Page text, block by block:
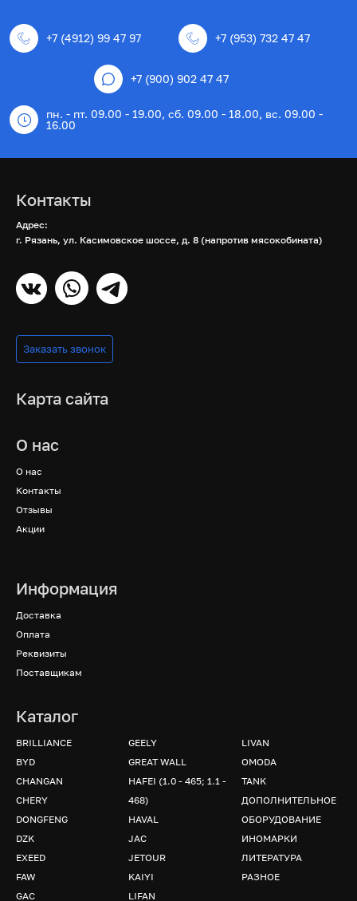
+7 (4912) 99 47 97 +7 (953) 732 47 47
+7 (900) 902 47 47
пн. - пт. 09.00 - 19.00, сб. 09.00 - 18.00, вс. 09.00 -
16.00
Контакты
Адрес:
г. Рязань, ул. Касимовское шоссе, д. 8 (напротив мясокобината)
Заказать звонок
Карта сайта
О нас
О нас
Контакты
Отзывы
Акции
Информация
Доставка
Оплата
Реквизиты
Поставщикам
Каталог
BRILLIANCE
BYD
CHANGAN
CHERY
DONGFENG
DZK
EXEED
FAW
GAC
GEELY
GREAT WALL
HAFEI (1.0 - 465; 1.1 -
468)
HAVAL
JAC
JETOUR
KAIYI
LIFAN
LIVAN
OMODA
TANK
ДОПОЛНИТЕЛЬНОЕ
ОБОРУДОВАНИЕ
ИНОМАРКИ
ЛИТЕРАТУРА
РАЗНОЕ